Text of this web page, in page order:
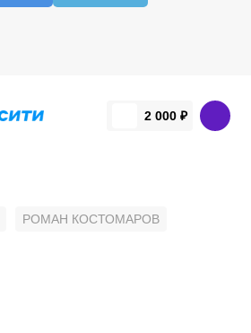
2 000 ₽
РОМАН КОСТОМАРОВ